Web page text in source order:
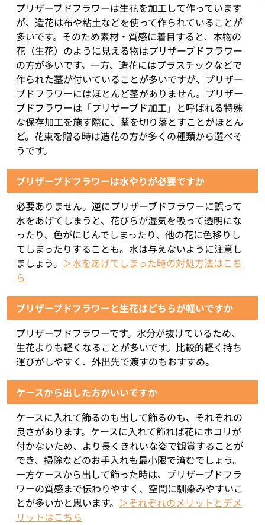
プリザーブドフラワーは生花を加工して作っています
が、造花は布や粘土などを使って作られていることが
多いです。そのため素材・質感に着目すると、本物の
花（生花）のように見える物はプリザーブドフラワー
の方が多いです。一方、造花にはプラスチックなどで
作られた茎が付いていることが多いですが、プリザー
ブドフラワーにはほとんど茎がありません。プリザー
ブドフラワーは「プリザーブド加工」と呼ばれる特殊
な保存加工を施す際に、茎を切り落とすことがほとん
ど。花束を贈る時は造花の方が多くの種類から選べそ
うです。
プリザーブドフラワーは水やりが必要ですか
必要ありません。逆にプリザーブドフラワーに誤って
水をあげてしまうと、花びらが湿気を吸って透明にな
ったり、色がにじんでしまったり、他の花に色移りし
てしまったりすることも。水は与えないように注意し
ましょう。 ＞水をあげてしまった時の対処方法はこち
ら
プリザーブドフラワーと生花はどちらが軽いですか
プリザーブドフラワーです。水分が抜けているため、
生花よりも軽くなることが多いです。比較的軽く持ち
運びがしやすく、外出先で渡すのもおすすめ。
ケースから出した方がいいですか
ケースに入れて飾るのも出して飾るのも、それぞれの
良さがあります。ケースに入れて飾れば花にホコリが
付かないため、より長くきれいな姿で観賞することが
でき、掃除などのお手入れも最小限で済むでしょう。
一方ケースから出して飾った時は、プリザーブドフラ
ワーの質感まで伝わりやすく、空間に馴染みやすいこ
とが多いかと思います。 ＞それぞれのメリットとデメ
リットはこちら